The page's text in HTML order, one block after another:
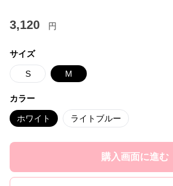
3,120 円
サイズ
S M
カラー
ホワイト ライトブルー
購入画面に進む